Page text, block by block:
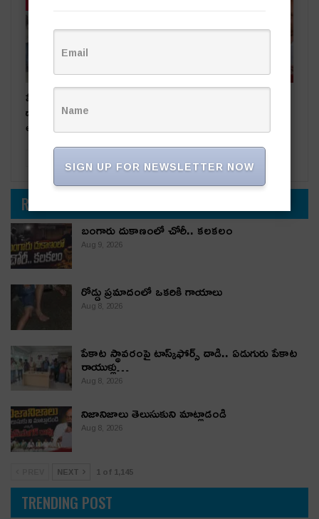
పేకాట స్థావరంపై టాస్క్‌ఫోర్స్
దాడి.. ఏడుగురు పేకాట రాయుళ్లు
అరెస్ట్
RECENT POST
బంగారు దుకాణంలో చోరీ.. కలకలం
Aug 9, 2026
రోడ్డు ప్రమాదంలో ఒకరికి గాయాలు
Aug 8, 2026
పేకాట స్థావరంపై టాస్క్‌ఫోర్స్ దాడి.. ఏడుగురు పేకాట
రాయుళ్లు…
Aug 8, 2026
నిజానిజాలు తెలుసుకుని మాట్లాడండి
Aug 8, 2026
NEXT 1 of 1,145
TRENDING POST
SIGN UP FOR NEWSLETTER NOW